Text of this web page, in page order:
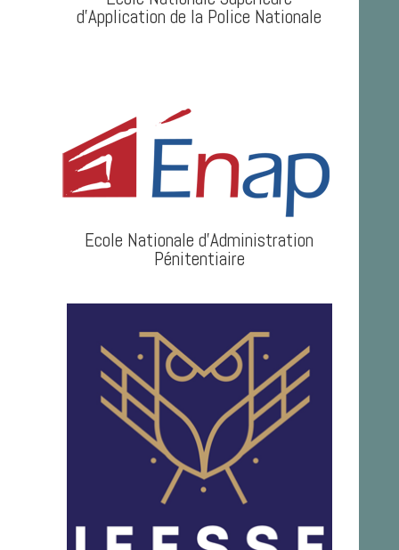
d'Application de la Police Nationale
Ecole Nationale d'Administration
Pénitentiaire